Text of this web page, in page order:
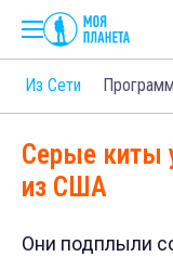
Из Сети
Серые киты
из США
Они подплыли